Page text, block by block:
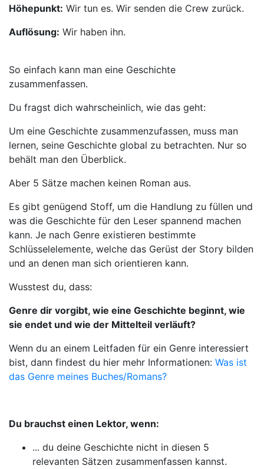
Höhepunkt: Wir tun es. Wir senden die Crew zurück.
Auflösung: Wir haben ihn.
So einfach kann man eine Geschichte
zusammenfassen.
Du fragst dich wahrscheinlich, wie das geht:
Um eine Geschichte zusammenzufassen, muss man
lernen, seine Geschichte global zu betrachten. Nur so
behält man den Überblick.
Aber 5 Sätze machen keinen Roman aus.
Es gibt genügend Stoff, um die Handlung zu füllen und
was die Geschichte für den Leser spannend machen
kann. Je nach Genre existieren bestimmte
Schlüsselelemente, welche das Gerüst der Story bilden
und an denen man sich orientieren kann.
Wusstest du, dass:
Genre dir vorgibt, wie eine Geschichte beginnt, wie
sie endet und wie der Mittelteil verläuft?
Wenn du an einem Leitfaden für ein Genre interessiert
bist, dann findest du hier mehr Informationen: Was ist
das Genre meines Buches/Romans?
Du brauchst einen Lektor, wenn:
... du deine Geschichte nicht in diesen 5
relevanten Sätzen zusammenfassen kannst.